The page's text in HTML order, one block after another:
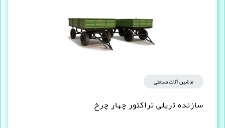
ماشین آلات صنعتی
سازنده تریلی تراکتور چهار چرخ